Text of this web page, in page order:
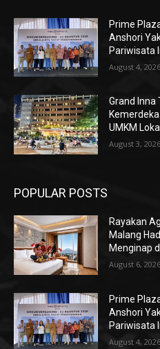
Prime
Anshori
Pariwisata
August 4, 2026
Grand Inna
UMKM Lokal
August 3, 2026
POPULAR POSTS
Rayakan
Malang
Menginap
August 6, 2026
Prime
Anshori
Pariwisata
August 4, 2026